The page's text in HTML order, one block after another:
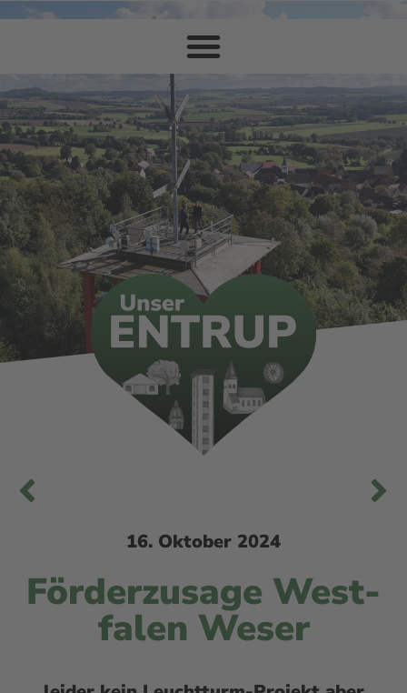
16. Oktober 2024
För­der­zu­sa­ge West­
fa­len Weser